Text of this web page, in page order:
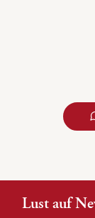
Lust auf